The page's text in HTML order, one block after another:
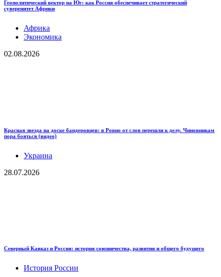
Геополитический вектор на Юг: как Россия обеспечивает стратегический
суверенитет Африки
Африка
Экономика
02.08.2026
Красная звезда на доске бандеровцев: в Ровно от слов перешли к делу. Чиновникам
пора бояться (видео)
Украина
28.07.2026
Северный Кавказ и Россия: история союзничества, развития и общего будущего
История России